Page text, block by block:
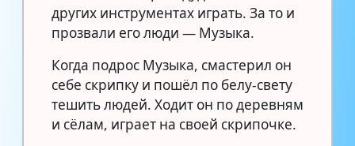
других инструментах играть. За то и
прозвали его люди — Музыка.
Когда подрос Музыка, смастерил он
себе скрипку и пошёл по белу-свету
тешить людей. Ходит он по деревням
и сёлам, играет на своей скрипочке.